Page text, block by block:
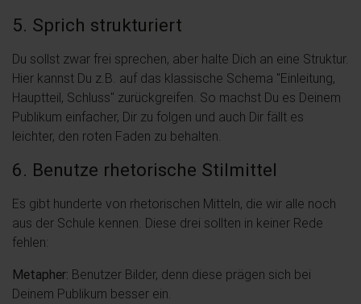
5. Sprich strukturiert
Du sollst zwar frei sprechen, aber halte Dich an eine Struktur.
Hier kannst Du z.B. auf das klassische Schema "Einleitung,
Hauptteil, Schluss" zurückgreifen. So machst Du es Deinem
Publikum einfacher, Dir zu folgen und auch Dir fällt es
leichter, den roten Faden zu behalten.
6. Benutze rhetorische Stilmittel
Es gibt hunderte von rhetorischen Mitteln, die wir alle noch
aus der Schule kennen. Diese drei sollten in keiner Rede
fehlen:
Metapher: Benutzer Bilder, denn diese prägen sich bei
Deinem Publikum besser ein.